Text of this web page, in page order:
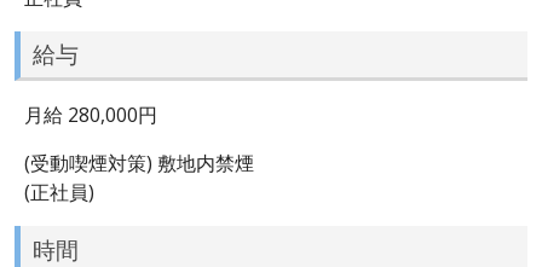
給与
月給 280,000円
(受動喫煙対策) 敷地内禁煙
(正社員)
時間